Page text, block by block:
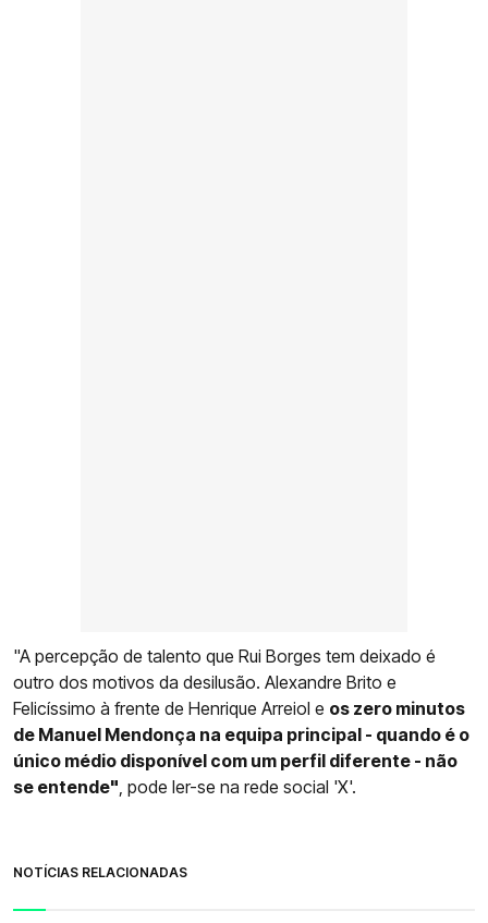
"A percepção de talento que Rui Borges tem deixado é
outro dos motivos da desilusão. Alexandre Brito e
Felicíssimo à frente de Henrique Arreiol e os zero minutos
de Manuel Mendonça na equipa principal - quando é o
único médio disponível com um perfil diferente - não
se entende", pode ler-se na rede social 'X'.
NOTÍCIAS RELACIONADAS